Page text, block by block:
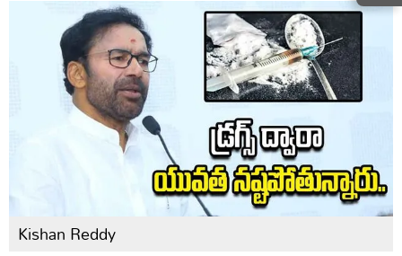
Kishan Reddy